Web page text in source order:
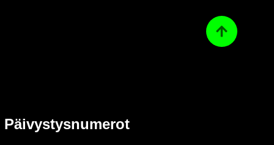
Ta­kai­sin ylös
Päi­vys­tys­nu­me­rot